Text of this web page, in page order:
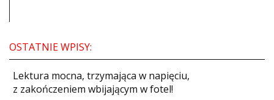
OSTATNIE WPISY:
​Lektura mocna, trzymająca w napięciu,
z zakończeniem wbijającym w fotel!